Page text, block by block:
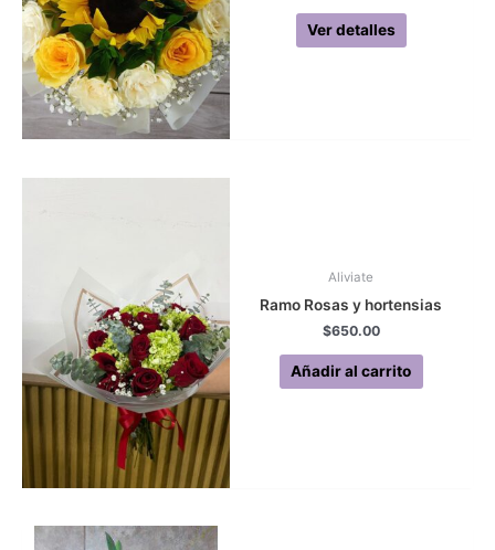
Ver detalles
Aliviate
Ramo Rosas y hortensias
$650.00
Añadir al carrito